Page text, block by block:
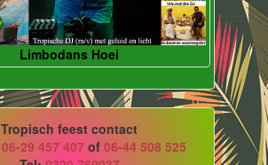
Limbodans Hoei
Tropisch feest contact
06-29 457 407 of 06-44 508 525